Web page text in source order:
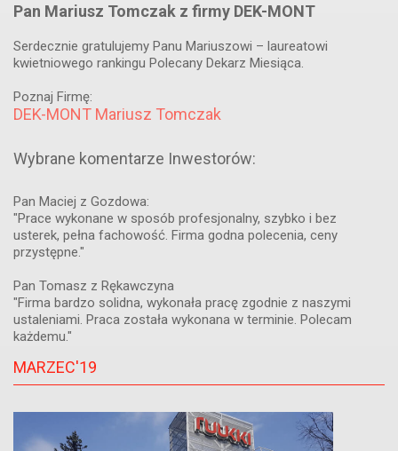
Pan Mariusz Tomczak z firmy DEK-MONT
Serdecznie gratulujemy Panu Mariuszowi – laureatowi
kwietniowego rankingu Polecany Dekarz Miesiąca.
Poznaj Firmę:
DEK-MONT Mariusz Tomczak
Wybrane komentarze Inwestorów:
Pan Maciej z Gozdowa:
"Prace wykonane w sposób profesjonalny, szybko i bez
usterek, pełna fachowość. Firma godna polecenia, ceny
przystępne."
Pan Tomasz z Rękawczyna
"Firma bardzo solidna, wykonała pracę zgodnie z naszymi
ustaleniami. Praca została wykonana w terminie. Polecam
każdemu."
MARZEC'19